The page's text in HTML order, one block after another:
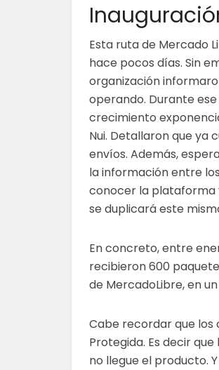
Esta ruta de Mercado
hace pocos días. Sin
organización
operando. Durante
crecimiento
Nui. Detallaron que ya
envíos. Además,
la información entre
conocer la plataforma
se duplicará este
En concreto, entre
recibieron 600
de MercadoLibre, en
Cabe recordar que
Protegida. Es decir
no llegue el producto.